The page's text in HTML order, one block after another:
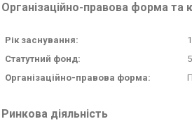
Організаційно-правова форма та
Рік заснування:
Статутний фонд:
Організаційно-правова форма:
Ринкова діяльність